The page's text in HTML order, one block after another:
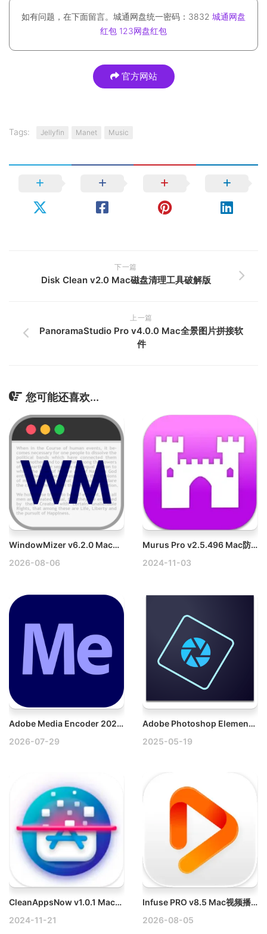
如有问题，在下面留言。城通网盘统一密码：3832 城通网盘
红包 123网盘红包
官方网站
Tags: Jellyfin Manet Music
下一篇
Disk Clean v2.0 Mac磁盘清理工具破解版
上一篇
PanoramaStudio Pro v4.0.0 Mac全景图片拼接软
件
您可能还喜欢...
WindowMizer v6.2.0 Mac窗口管理工具
2026-08-06
Murus Pro v2.5.496 Mac防火墙软件
2024-11-03
Adobe Media Encoder 2026 v26.3.1 Mac破解版下载
2026-07-29
Adobe Photoshop Elements 2023 v21.0 Mac破解版下载
2025-05-19
CleanAppsNow v1.0.1 Mac软件卸载工具破解版
2024-11-21
Infuse PRO v8.5 Mac视频播放器破解版
2026-08-05